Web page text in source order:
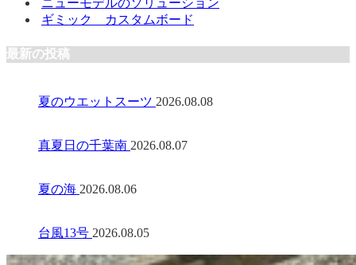
ニューモデルのソリューション
ギミック カスタムボード
最新の投稿
夏のウエットスーツ 2026.08.08
真夏日の千葉南 2026.08.07
夏の海 2026.08.06
台風13号 2026.08.05